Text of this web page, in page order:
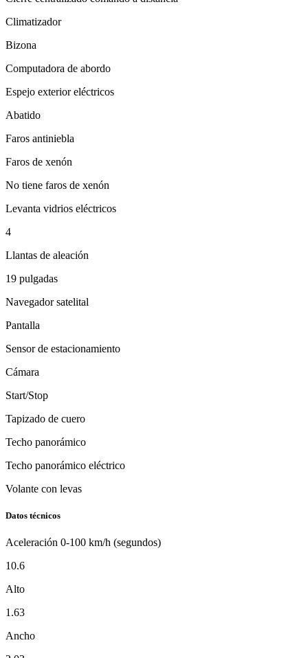
Climatizador
Bizona
Computadora de abordo
Espejo exterior eléctricos
Abatido
Faros antiniebla
Faros de xenón
No tiene faros de xenón
Levanta vidrios eléctricos
4
Llantas de aleación
19 pulgadas
Navegador satelital
Pantalla
Sensor de estacionamiento
Cámara
Start/Stop
Tapizado de cuero
Techo panorámico
Techo panorámico eléctrico
Volante con levas
Datos técnicos
Aceleración 0-100 km/h (segundos)
10.6
Alto
1.63
Ancho